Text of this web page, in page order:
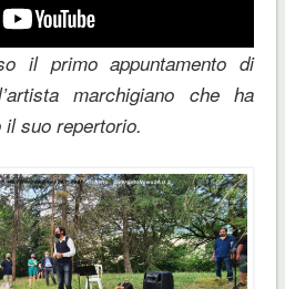
il primo appuntamento di
marchigiano che ha
suo repertorio.